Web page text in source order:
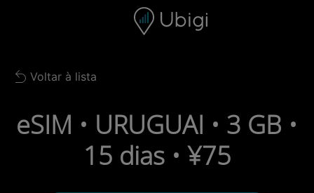
Barra de navegação
Back to list
Voltar à lista
eSIM • URUGUAI • 3 GB •
15 dias • ¥75